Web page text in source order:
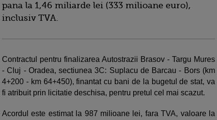
pana la 1,46 miliarde lei (333 milioane euro),
inclusiv TVA.
Contractul pentru finalizarea Autostrazii Brasov - Targu Mures
- Cluj - Oradea, sectiunea 3C: Suplacu de Barcau - Bors (km
4+200 - km 64+450), finantat cu bani de la bugetul de stat, va
fi atribuit prin licitatie deschisa, pentru pretul cel mai scazut.
Acordul este estimat la 987 milioane lei, fara TVA, valoare la